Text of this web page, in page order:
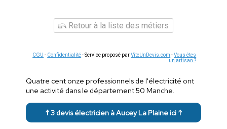
Retour à la liste des métiers
CGU - Confidentialité- Service proposé parViteUnDevis.com -Vous êtes
un artisan ?
Quatre cent onze professionnels de l'électricité ont
une activité dans le département 50 Manche.
↑ 3 devis électricien à Aucey La Plaine ici ↑